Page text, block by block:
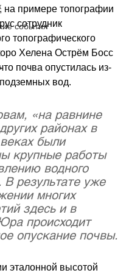
события
на примере топографии
сотрудник
топографического
Хелена Острём Босс
почва опустилась из-
вод.
«на равнине
районах в
были
крупные работы
водного
результате уже
многих
здесь и в
происходит
опускание почвы.
эталонной высотой